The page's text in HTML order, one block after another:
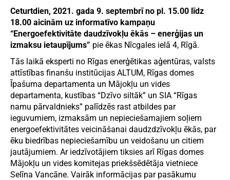
Iestatījumi
Ceturtdien, 2021. gada 9. septembrī no pl. 15.00 līdz
18.00 aicinām uz informatīvo kampaņu
“Energoefektivitāte daudzīvokļu ēkās – enerģijas un
izmaksu ietaupījums” pie ēkas Nīcgales ielā 4, Rīgā.
Tās laikā eksperti no Rīgas enerģētikas aģentūras, valsts
attīstības finanšu institūcijas ALTUM, Rīgas domes
Īpašuma departamenta un Mājokļu un vides
departamenta, kustības “Dzīvo siltāk” un SIA “Rīgas
namu pārvaldnieks” palīdzēs rast atbildes par
ieguvumiem, izmaksām un nepieciešamajiem soļiem
energoefektivitātes veicināšanai daudzdzīvokļu ēkās, par
ēku biedrības nepieciešamību un veidošanu un citiem
jautājumiem. Ar iedzīvotājiem tiksies arī Rīgas domes
Mājokļu un vides komitejas priekšsēdētāja vietniece
Selīna Vancāne. Vairāk informācijas par pasākumu